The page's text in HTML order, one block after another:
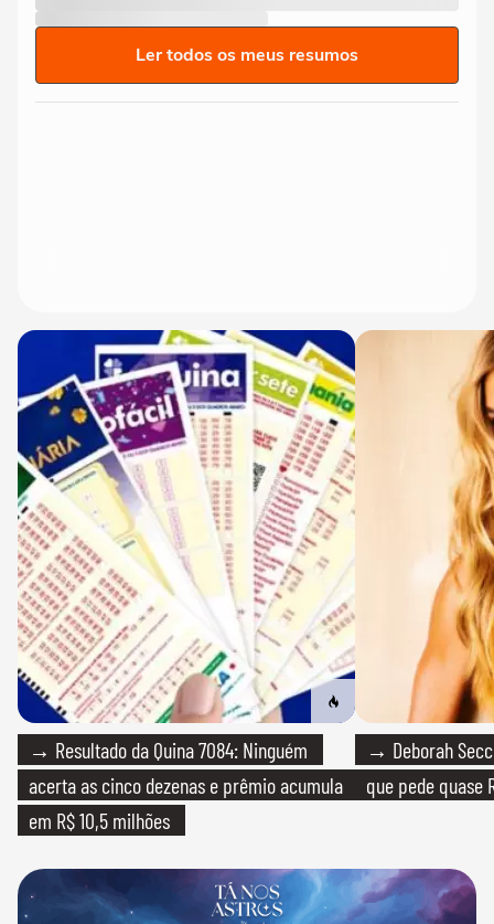
Ler todos os meus resumos
→ Resultado da Quina 7084: Ninguém
acerta as cinco dezenas e prêmio acumula
em R$ 10,5 milhões
→ Deborah
que pede quase